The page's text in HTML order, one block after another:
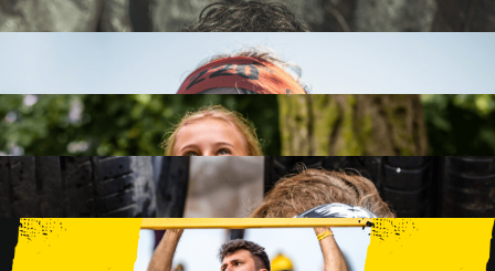
70 PRZESZKÓD
21 KM+
42 KM+
FAMILY
15 PRZESZKÓD
2 KM+
KIDS
15 PRZESZKÓD
1 KM+
TRENINGI
WYDARZENIA